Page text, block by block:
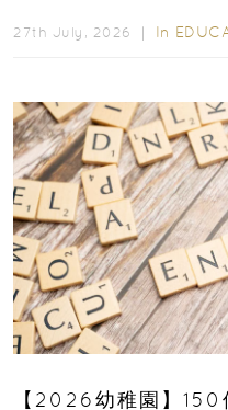
27th July, 2026 ｜ In
【2026幼稚園】150